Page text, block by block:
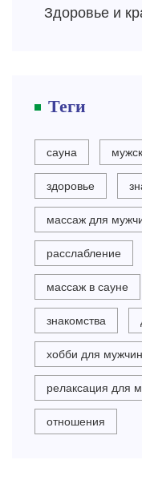
Здоровье и
Теги
сауна
здоровье
массаж для
расслабление
массаж в сауне
знакомства
хобби для мужчин
релаксация для
отношения